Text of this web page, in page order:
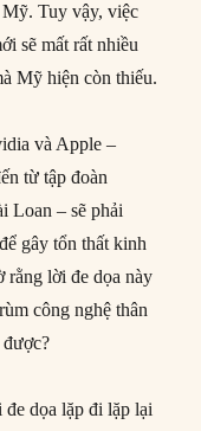
Tuy vậy, việc
sẽ mất rất nhiều
Mỹ hiện còn thiếu.
và Apple –
từ tập đoàn
Loan – sẽ phải
gây tổn thất kinh
rằng lời đe dọa này
công nghệ thân
dọa lặp đi lặp lại